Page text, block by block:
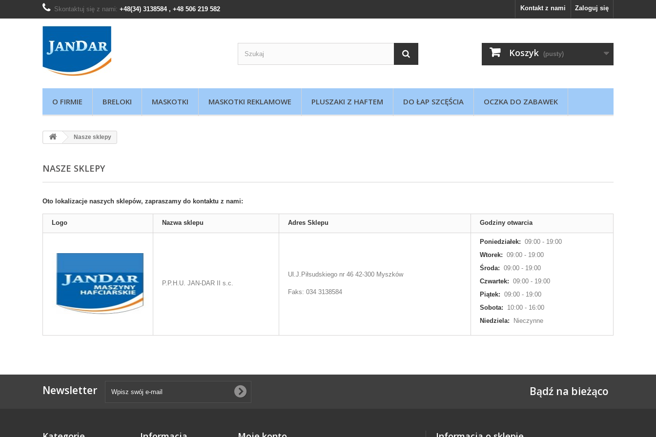
Zaloguj się
Kontakt z nami
Skontaktuj się z nami: +48(34) 3138584 , +48 506 219 582
Koszyk (pusty)
O FIRMIE BRELOKI MASKOTKI MASKOTKI REKLAMOWE PLUSZAKI Z HAFTEM DO ŁAP SZCĘŚCIA OCZKA DO ZABAWEK
Nasze sklepy
NASZE SKLEPY
Oto lokalizacje naszych sklepów, zapraszamy do kontaktu z nami:
Logo Nazwa sklepu Adres Sklepu Godziny otwarcia
P.P.H.U. JAN-DAR II s.c.
Ul.J.Piłsudskiego nr 46 42-300 Myszków
Faks: 034 3138584
Poniedziałek: 09:00 - 19:00
Wtorek: 09:00 - 19:00
Środa: 09:00 - 19:00
Czwartek: 09:00 - 19:00
Piątek: 09:00 - 19:00
Sobota:
10:00 - 16:00
Niedziela:
Nieczynne
Newsletter Bądź na bieżąco